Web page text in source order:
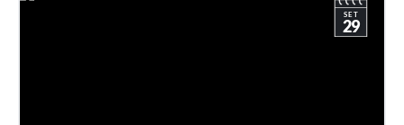
SET
29